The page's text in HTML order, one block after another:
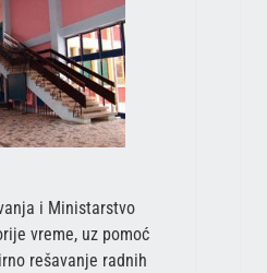
i Ministarstvo
vreme, uz pomoć
rešavanje radnih